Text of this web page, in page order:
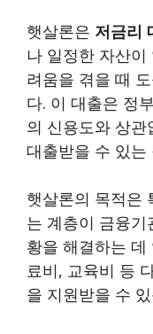
햇살론은 저금리
나 일정한 자산
려움을 겪을 때
다. 이 대출은 정
의 신용도와 상관
대출받을 수 있는
햇살론의 목적은
는 계층이 금융
황을 해결하는 데
료비, 교육비 등
을 지원받을 수